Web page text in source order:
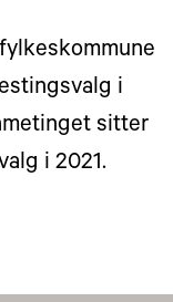
i
sitter
i 2021.